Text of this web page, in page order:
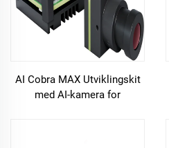
AI Cobra MAX Utviklingskit
med AI-kamera for